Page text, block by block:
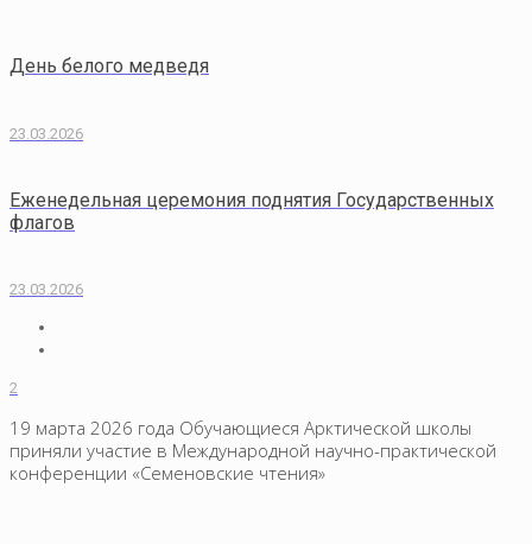
День белого медведя
23.03.2026
Еженедельная церемония поднятия Государственных
флагов
23.03.2026
2
19 марта 2026 года Обучающиеся Арктической школы
приняли участие в Международной научно-практической
конференции «Семеновские чтения»